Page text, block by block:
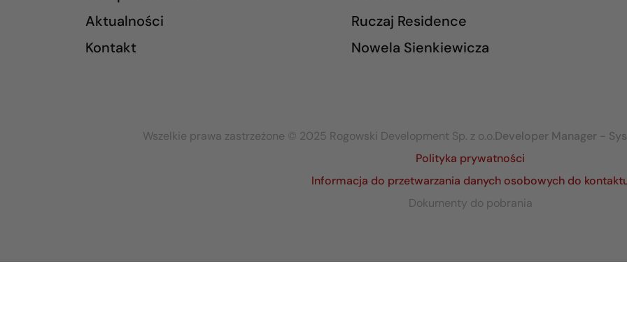
Aktualności
Kontakt
Ruczaj Residence
Nowela Sienkiewicza
Wszelkie prawa zastrzeżone © 2025 Rogowski Development Sp. z o.o.Developer Manager -
Polityka prywatności
Informacja do przetwarzania danych osobowych do
Dokumenty do pobrania